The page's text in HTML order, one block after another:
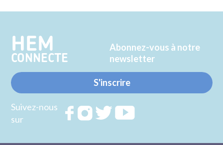
Twitter
Facebook
HEM
CONNECTE
Abonnez-vous à notre
newsletter
S'inscrire
Suivez-nous
sur
RejoignezRejoignezRejoignez